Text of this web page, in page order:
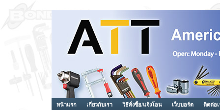
หน้าแรก เกี่ยวกับเรา วิธีสั่งซื้อ/แจ้งโอน เว็บบอร์ด ติดต่อเ